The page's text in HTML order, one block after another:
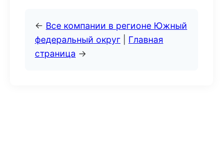
← Все компании в регионе Южный
федеральный округ
Главная
страница →